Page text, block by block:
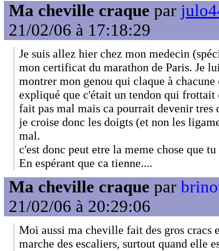
Ma cheville craque par
21/02/06 à 17:18:29
Je suis allez hier chez mon medecin
mon certificat du marathon de Paris. Je
montrer mon genou qui claque à
expliqué que c'était un tendon qui frottait
fait pas mal mais ca pourrait devenir tres
je croise donc les doigts (et non les
mal.
c'est donc peut etre la meme chose que
En espérant que ca tienne....
Ma cheville craque par
21/02/06 à 20:29:06
Moi aussi ma cheville fait des gros cracs
marche des escaliers, surtout quand elle